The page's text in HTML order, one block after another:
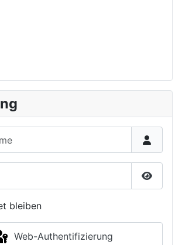
bleiben
Web-Authentifizierung